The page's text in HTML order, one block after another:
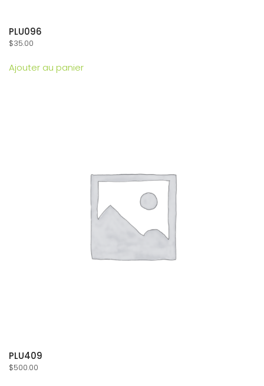
PLU096
$35.00
Ajouter au panier
PLU409
$500.00